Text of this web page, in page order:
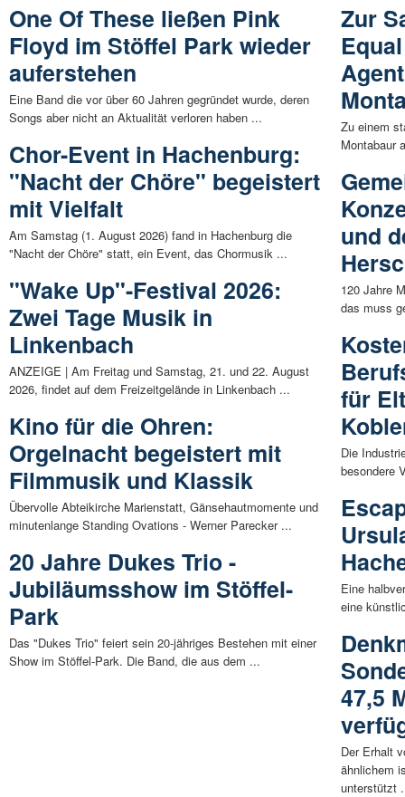
One Of These ließen Pink
Floyd im Stöffel Park wieder
auferstehen
Eine Band die vor über 60 Jahren gegründet wurde, deren
Songs aber nicht an Aktualität verloren haben ...
Chor-Event in Hachenburg:
"Nacht der Chöre" begeistert
mit Vielfalt
Am Samstag (1. August 2026) fand in Hachenburg die
"Nacht der Chöre" statt, ein Event, das Chormusik ...
"Wake Up"-Festival 2026:
Zwei Tage Musik in
Linkenbach
ANZEIGE | Am Freitag und Samstag, 21. und 22. August
2026, findet auf dem Freizeitgelände in Linkenbach ...
Kino für die Ohren:
Orgelnacht begeistert mit
Filmmusik und Klassik
Übervolle Abteikirche Marienstatt, Gänsehautmomente und
minutenlange Standing Ovations - Werner Parecker ...
20 Jahre Dukes Trio -
Jubiläumsshow im Stöffel-
Park
Das "Dukes Trio" feiert sein 20-jähriges Bestehen mit einer
Show im Stöffel-Park. Die Band, die aus dem ...
Zur
Zu einem
Montabaur
und
120 Jahre
das muss
für
Die
besondere
Eine
eine
47,5
Der Erhalt
ähnlichem
unterstützt